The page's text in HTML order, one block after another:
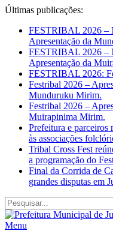
Últimas publicações:
FESTRIBAL 2026 –
Apresentação da
FESTRIBAL 2026 –
Apresentação da
FESTRIBAL 2026:
Festribal 2026 –
Munduruku Mirim.
Festribal 2026 –
Muirapinima Mirim.
Prefeitura e parceiros
às associações
Tribal Cross Fest
a programação do
Final da Corrida de
grandes disputas em
Menu